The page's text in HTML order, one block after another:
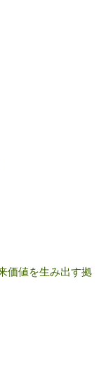
価値を生み出す拠